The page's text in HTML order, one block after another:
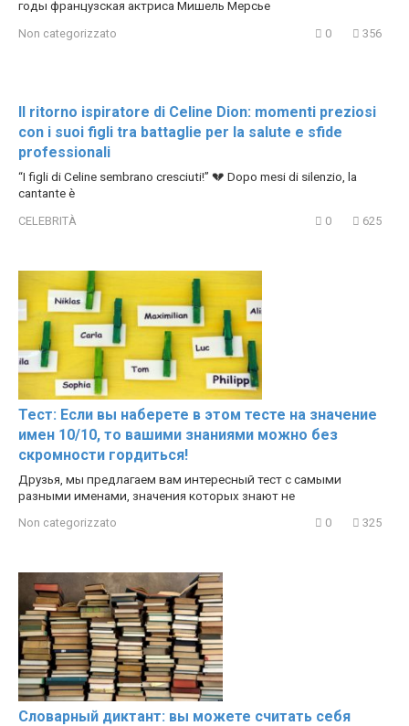
годы французская актриса Мишель Мерсье
Non categorizzato 0 356
Il ritorno ispiratore di Celine Dion: momenti preziosi
con i suoi figli tra battaglie per la salute e sfide
professionali
“I figli di Celine sembrano cresciuti!” 💔 Dopo mesi di silenzio, la
cantante è
CELEBRITÀ 0 625
Тест: Если вы наберете в этом тесте на значение
имен 10/10, то вашими знаниями можно без
скромности гордиться!
Друзья, мы предлагаем вам интересный тест с самыми
разными именами, значения которых знают не
Non categorizzato 0 325
Словарный диктант: вы можете считать себя